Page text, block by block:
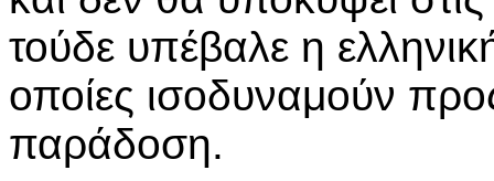
τούδε υπέβαλε η
οποίες ισοδυναμούν
παράδοση.